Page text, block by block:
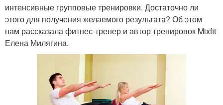
интенсивные групповые тренировки. Достаточно ли
этого для получения желаемого результата? Об этом
нам рассказала фитнес-тренер и автор тренировок Mixfit
Елена Милягина.